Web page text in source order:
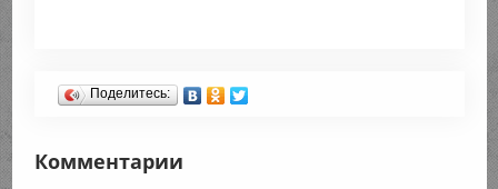
Поделитесь:
Комментарии